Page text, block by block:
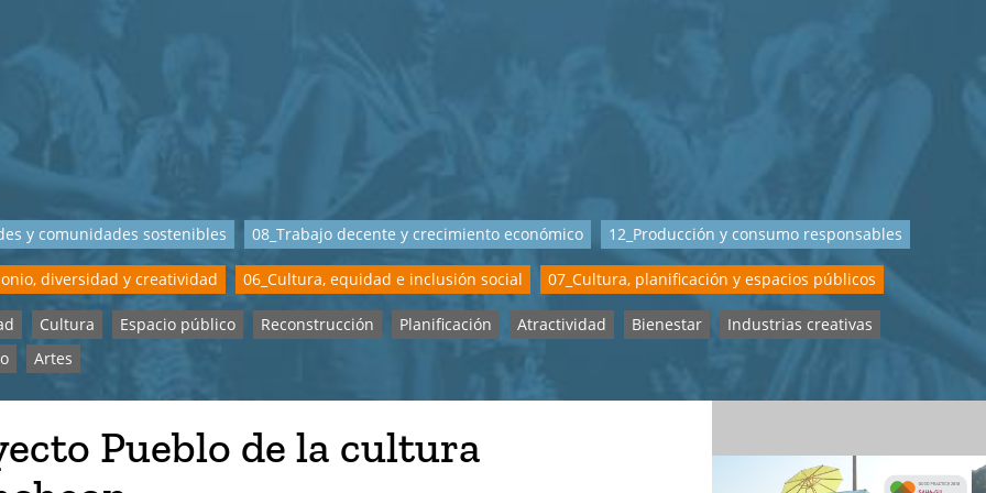
y comunidades sostenibles 08_Trabajo decente y crecimiento económico 12_Producción y consumo responsables
diversidad y creatividad 06_Cultura, equidad e inclusión social 07_Cultura, planificación y espacios públicos
Cultura Espacio público Reconstrucción Planificación Atractividad Bienestar
Industrias creativas
Artes
Pueblo de la cultura